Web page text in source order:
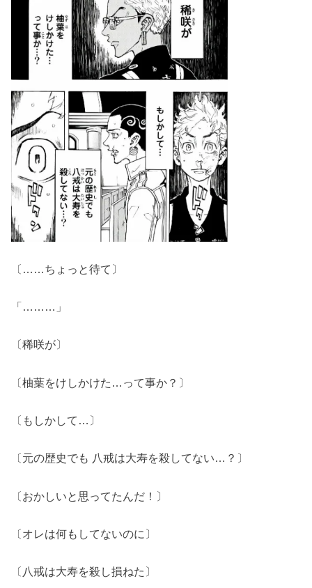
〔……ちょっと待て〕
「………」
〔稀咲が〕
〔柚葉をけしかけた…って事か？〕
〔もしかして…〕
〔元の歴史でも 八戒は大寿を殺してない…？〕
〔おかしいと思ってたんだ！〕
〔オレは何もしてないのに〕
〔八戒は大寿を殺し損ねた〕